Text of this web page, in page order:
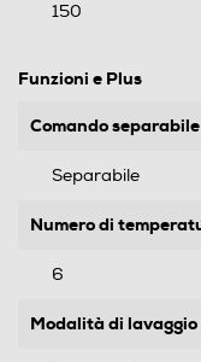
150
Funzioni e Plus
Comando separabile
Separabile
Numero di
6
Modalità di lavaggio